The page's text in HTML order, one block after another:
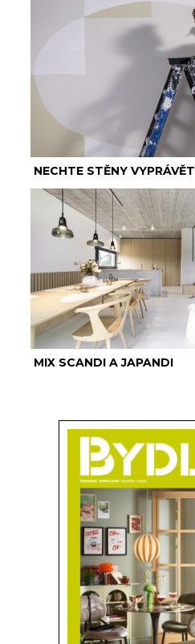
NECHTE STĚNY VYPRÁVĚT
MIX SCANDI A JAPANDI